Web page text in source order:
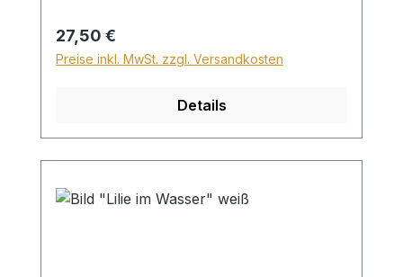
Ausland beträgt der Sperrgutzuschlag
30€.
Regulärer Preis:
27,50 €
Preise inkl. MwSt. zzgl. Versandkosten
Details